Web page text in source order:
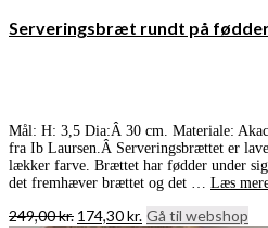
Serveringsbræt rundt på fødder
Mål: H: 3,5 Dia:Â 30 cm. Materiale:
fra Ib Laursen.Â Serveringsbrættet er
lækker farve. Brættet har fødder under
det fremhæver brættet og det … Læs
249,00kr. Den
174,30kr. Den
Gå til webshop